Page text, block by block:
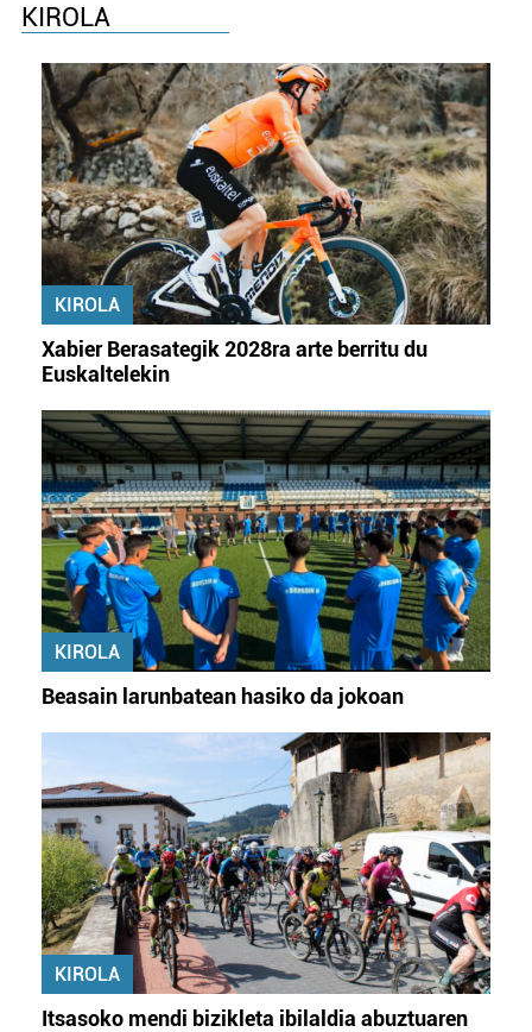
KIROLA
KIROLA
Xabier Berasategik 2028ra arte berritu du
Euskaltelekin
KIROLA
Beasain larunbatean hasiko da jokoan
KIROLA
Itsasoko mendi bizikleta ibilaldia abuztuaren